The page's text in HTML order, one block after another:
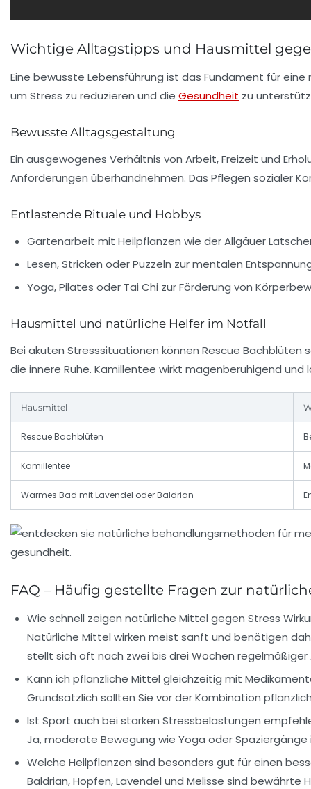
Wichtige Alltagstipps und Hausmittel
Eine bewusste Lebensführung ist das Fundament für
um Stress zu reduzieren und die Gesundheit zu
Bewusste Alltagsgestaltung
Ein ausgewogenes Verhältnis von Arbeit, Freizeit und
Anforderungen überhandnehmen. Das Pflegen sozialer
Entlastende Rituale und Hobbys
Gartenarbeit mit Heilpflanzen wie der Allgäuer
Lesen, Stricken oder Puzzeln zur mentalen
Yoga, Pilates oder Tai Chi zur Förderung von
Hausmittel und natürliche Helfer im Notfall
Bei akuten Stresssituationen können Rescue
die innere Ruhe. Kamillentee wirkt magenberuhigend
Hausmittel
Rescue Bachblüten
Kamillentee
Warmes Bad mit Lavendel oder Baldrian
FAQ – Häufig gestellte Fragen zur
Wie schnell zeigen natürliche Mittel gegen Stress
Natürliche Mittel wirken meist sanft und benötigen
stellt sich oft nach zwei bis drei Wochen regelmäßiger
Kann ich pflanzliche Mittel gleichzeitig mit
Grundsätzlich sollten Sie vor der Kombination
Ist Sport auch bei starken Stressbelastungen
Ja, moderate Bewegung wie Yoga oder
Welche Heilpflanzen sind besonders gut für einen
Baldrian, Hopfen, Lavendel und Melisse sind